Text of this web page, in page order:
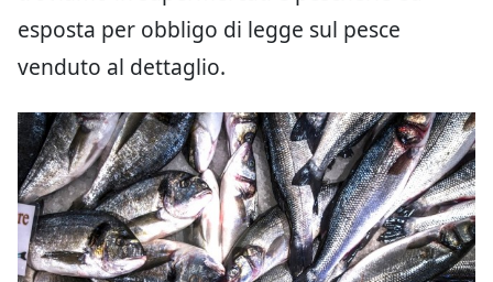
esposta per obbligo di legge sul pesce
venduto al dettaglio.